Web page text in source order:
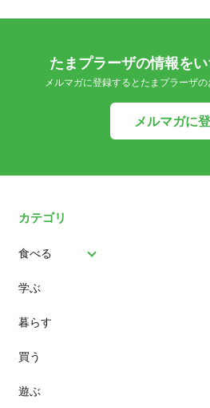
たまプラーザの情報を
メルマガに登録するとたまプラーザ
メルマガに
カテゴリ
食べる
パン
スイーツ
ランチ
カフェ
学ぶ
暮らす
買う
遊ぶ